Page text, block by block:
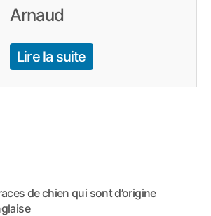
Arnaud
Lire la suite
de chien qui sont d’origine